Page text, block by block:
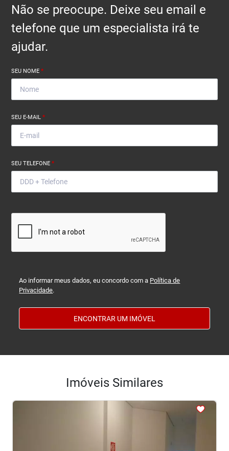
Não se preocupe. Deixe seu email e
telefone que um especialista irá te
ajudar.
SEU NOME*
SEU E-MAIL*
SEU TELEFONE*
Ao informar meus dados, eu concordo com a Política de
Privacidade.
ENCONTRAR UM IMÓVEL
Imóveis Similares